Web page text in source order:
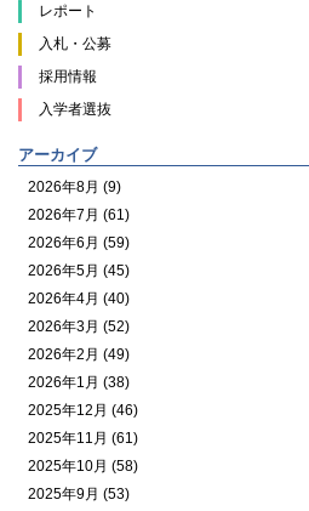
レポート
入札・公募
採用情報
入学者選抜
アーカイブ
2026年8月 (9)
2026年7月 (61)
2026年6月 (59)
2026年5月 (45)
2026年4月 (40)
2026年3月 (52)
2026年2月 (49)
2026年1月 (38)
2025年12月 (46)
2025年11月 (61)
2025年10月 (58)
2025年9月 (53)